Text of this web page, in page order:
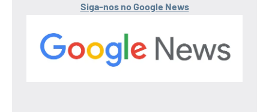
Siga-nos no Google News